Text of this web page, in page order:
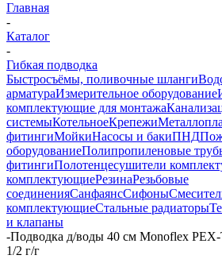
Главная
-
Каталог
-
Гибкая подводка
Быстросъёмы, поливочные шланги
арматураИзмерительное оборудование
комплектующие для монтажа
системыКотельноеКрепежи
фитингиМойкиНасосы и бакиПНД
оборудованиеПолипропиленовые
фитингиПолотенцесушители
комплектующиеРезинаРезьбовые
соединенияСанфаянсСифоны
комплектующиеСтальные радиаторы
и клапаны
-Подводка д/воды 40 см Monoflex
1/2 г/г